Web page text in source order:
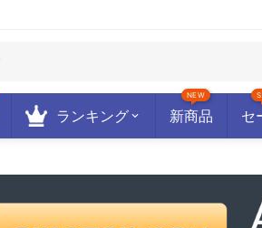
ランキング 新商品
NEW
セ